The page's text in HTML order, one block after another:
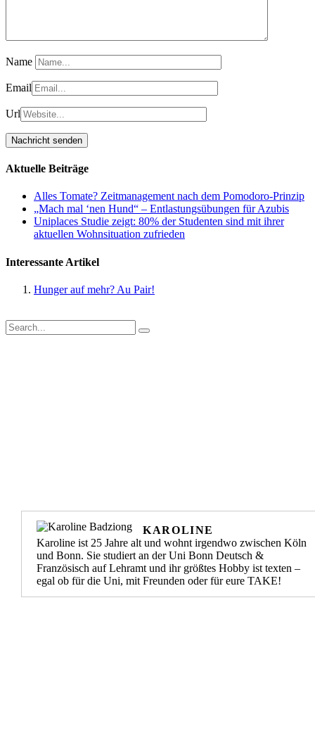
Name
Email
Url
Aktuelle Beiträge
Alles Tomate? Zeitmanagement nach dem Pomodoro-Prinzip
„Mach mal ‘nen Hund“ – Entlastungsübungen für Azubis
Uniplaces Studie zeigt: 80% der Studenten sind mit ihrer
aktuellen Wohnsituation zufrieden
Interessante Artikel
Hunger auf mehr? Au Pair!
KAROLINE
Karoline ist 25 Jahre alt und wohnt irgendwo zwischen Köln
und Bonn. Sie studiert an der Uni Bonn Deutsch &
Französisch auf Lehramt und ihr größtes Hobby ist texten –
egal ob für die Uni, mit Freunden oder für eure TAKE!